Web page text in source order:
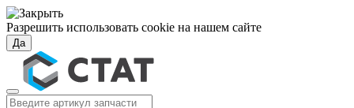
Разрешить использовать cookie на нашем сайте
Да